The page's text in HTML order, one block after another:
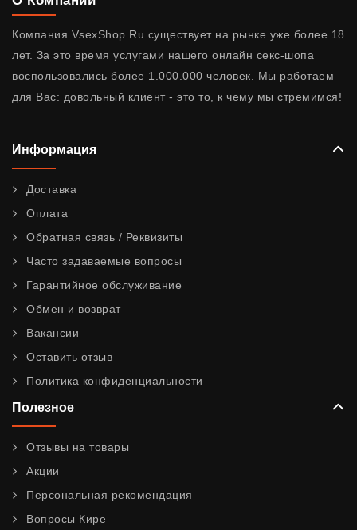
Компания VsexShop.Ru существует на рынке уже более 18
лет. За это время услугами нашего онлайн секс-шопа
воспользовались более 1.000.000 человек. Мы работаем
для Вас: довольный клиент - это то, к чему мы стремимся!
Информация
Доставка
Оплата
Обратная связь / Реквизиты
Часто задаваемые вопросы
Гарантийное обслуживание
Обмен и возврат
Вакансии
Оставить отзыв
Политика конфиденциальности
Полезное
Отзывы на товары
Акции
Персональная рекомендация
Вопросы Кире